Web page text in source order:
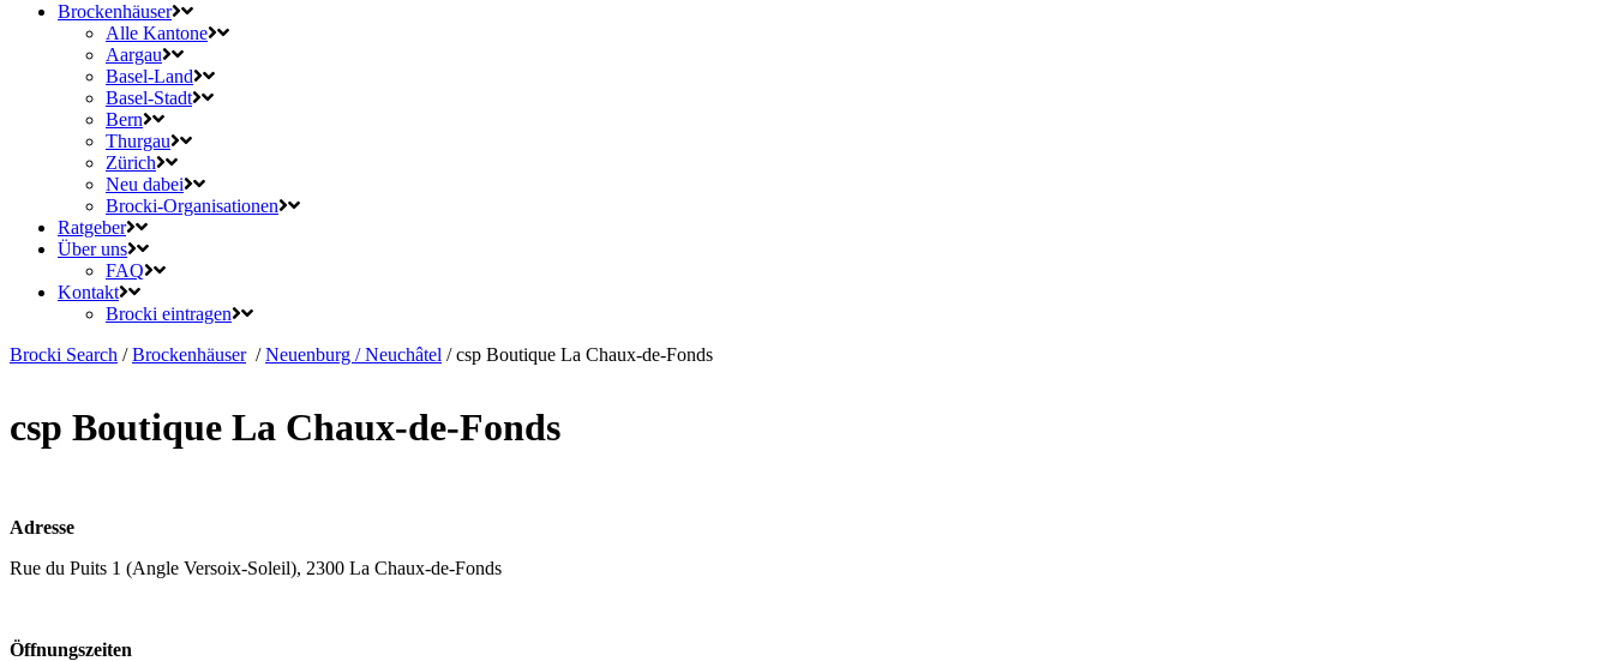
Brockenhäuser
Alle Kantone
Aargau
Basel-Land
Basel-Stadt
Bern
Thurgau
Zürich
Neu dabei
Brocki-Organisationen
Ratgeber
Über uns
FAQ
Kontakt
Brocki eintragen
Brocki Search /Brockenhäuser /Neuenburg / Neuchâtel /csp Boutique La Chaux-de-Fonds
csp Boutique La Chaux-de-Fonds
Adresse
Rue du Puits 1 (Angle Versoix-Soleil), 2300 La Chaux-de-Fonds
Öffnungszeiten